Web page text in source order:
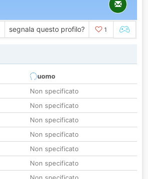
segnala questo profilo? 1
uomo
Non specificato
Non specificato
Non specificato
Non specificato
Non specificato
Non specificato